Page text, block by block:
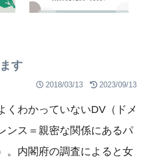
す
2018/03/13 2023/09/13
くわかっていないDV（ドメ
ンス＝親密な関係にあるパ
。内閣府の調査によると女